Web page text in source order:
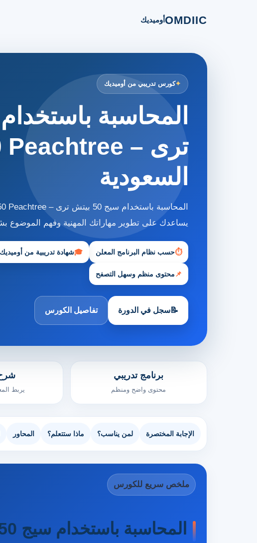
OMDIICأوميديك
كورس تدريبي من أوميديك
السعودية
يساعدك على تطوير مهاراتك المهنية وفهم
⏱حسب نظام البرنامج المعلن 🎓شهادة تدريبية من أوميديك
📌محتوى منظم وسهل التصفح
📝سجل في الدورة تفاصيل الكورس
برنامج تدريبي
محتوى واضح ومنظم يربط
الإجابة المختصرة لمن يناسب؟ ماذا ستتعلم؟ المحاور
ملخص سريع للكورس
المحاسبة باستخدام سيج 50 بيتش ترى – Sage 50 Peachtree في السعودية